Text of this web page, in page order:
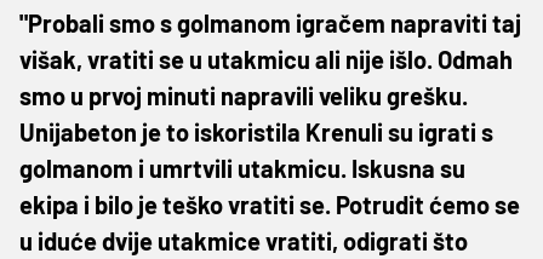
"Probali smo s golmanom igračem napraviti taj
višak, vratiti se u utakmicu ali nije išlo. Odmah
smo u prvoj minuti napravili veliku grešku.
Unijabeton je to iskoristila Krenuli su igrati s
golmanom i umrtvili utakmicu. Iskusna su
ekipa i bilo je teško vratiti se. Potrudit ćemo se
u iduće dvije utakmice vratiti, odigrati što